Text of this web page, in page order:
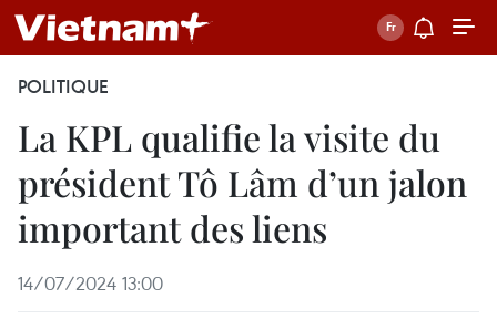
POLITIQUE
La KPL qualifie la visite du
président Tô Lâm d’un jalon
important des liens
14/07/2024 13:00